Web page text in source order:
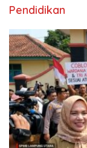
Pendidikan